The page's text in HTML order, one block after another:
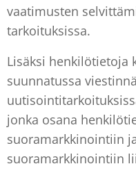
vaatimusten
tarkoituksissa.
Lisäksi henkilötietoja
suunnatussa
jonka osana
suoramarkkinointiin
suoramarkkinointiin